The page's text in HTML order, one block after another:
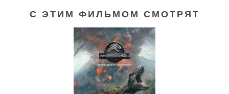
С ЭТИМ ФИЛЬМОМ СМОТРЯТ